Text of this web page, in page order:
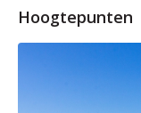
Hoogtepunten